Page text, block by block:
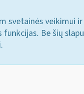
svetainės veikimui
Be šių